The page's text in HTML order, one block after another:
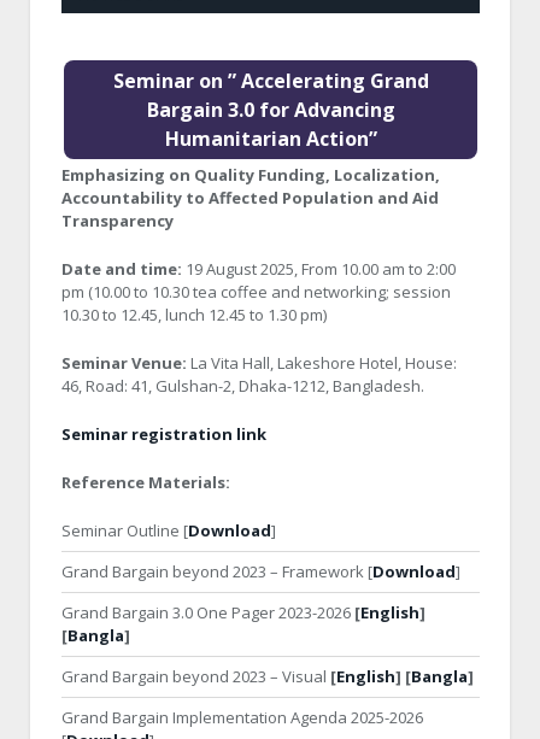
Seminar on ” Accelerating Grand
Bargain 3.0 for Advancing
Humanitarian Action”
Emphasizing on Quality Funding, Localization,
Accountability to Affected Population and Aid
Transparency
Date and time: 19 August 2025, From 10.00 am to 2:00
pm (10.00 to 10.30 tea coffee and networking; session
10.30 to 12.45, lunch 12.45 to 1.30 pm)
Seminar Venue: La Vita Hall, Lakeshore Hotel, House:
46, Road: 41, Gulshan-2, Dhaka-1212, Bangladesh.
Seminar registration link
Reference Materials:
Seminar Outline [Download]
Grand Bargain beyond 2023 – Framework [Download]
Grand Bargain 3.0 One Pager 2023-2026 [English]
[Bangla]
Grand Bargain beyond 2023 – Visual [English] [Bangla]
Grand Bargain Implementation Agenda 2025-2026